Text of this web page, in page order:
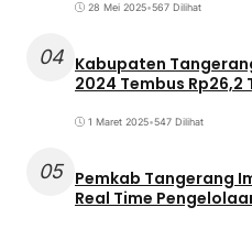
28 Mei 2025•567 Dilihat
04 Kabupaten
2024 Tembus Rp26,2
1 Maret 2025•547 Dilihat
05 Pemkab Tangerang
Real Time